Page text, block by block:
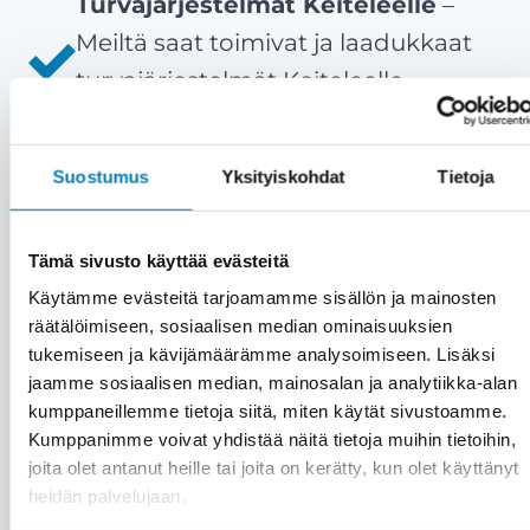
Suostumus Yksityiskohdat Tietoja
Tämä sivusto käyttää evästeitä
Käytämme evästeitä tarjoamamme sisällön ja mainosten
räätälöimiseen, sosiaalisen median ominaisuuksien
tukemiseen ja kävijämäärämme analysoimiseen. Lisäksi
jaamme sosiaalisen median, mainosalan ja analytiikka-alan
kumppaneillemme tietoja siitä, miten käytät sivustoamme.
Kumppanimme voivat yhdistää näitä tietoja muihin tietoihin,
joita olet antanut heille tai joita on kerätty, kun olet käyttänyt
heidän palvelujaan.
Meiltä saat toimivat ja laadukkaat
turvajärjestelmät Keiteleelle
kaikki kaikessa– Meille asiakas on
vaan vain aitoon tarpeeseen.
Asiakastyytyväisyytemme on yli 90
%.
Kattavat palvelut saman katon
alta– Kiinteistön turvajärjestelmien
lisäksi saat meiltä kätevästi saman
katon alta muutkin huolto- ja